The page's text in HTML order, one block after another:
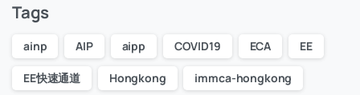
Tags
ainp AIP aipp COVID19 ECA EE
EE快速通道 Hongkong immca-hongkong